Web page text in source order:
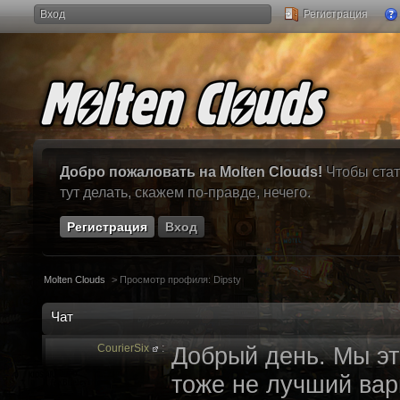
Вход Регистрация
Добро пожаловать на Molten Clouds! Чтобы
тут делать, скажем по-правде, нечего.
Регистрация Вход
Molten Clouds > Просмотр профиля: Dipsty
Чат
CourierSix : Добрый день. Мы
тоже не лучший